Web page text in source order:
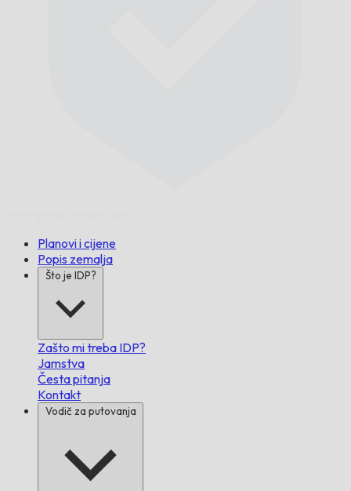
Planovi i cijene
Popis zemalja
Što je IDP?
Zašto mi treba IDP?
Jamstva
Česta pitanja
Kontakt
Vodič za putovanja